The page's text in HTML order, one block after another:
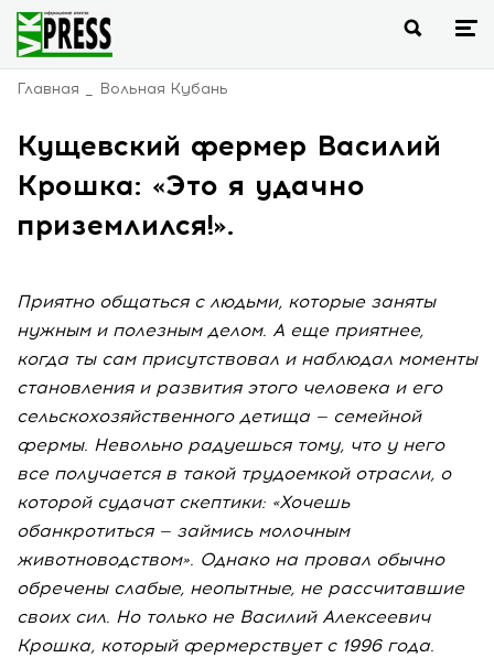
Главная Вольная Кубань
Кущевский фермер Василий
Крошка: «Это я удачно
приземлился!».
Приятно общаться с людьми, которые заняты
нужным и полезным делом. А еще приятнее,
когда ты сам присутствовал и наблюдал моменты
становления и развития этого человека и его
сельскохозяйственного детища — семейной
фермы. Невольно радуешься тому, что у него
все получается в такой трудоемкой отрасли, о
которой судачат скептики: «Хочешь
обанкротиться — займись молочным
животноводством». Однако на провал обычно
обречены слабые, неопытные, не рассчитавшие
своих сил. Но только не Василий Алексеевич
Крошка, который фермерствует с 1996 года.